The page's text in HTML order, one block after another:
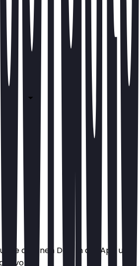
dir einen Deal in der App und
vor.